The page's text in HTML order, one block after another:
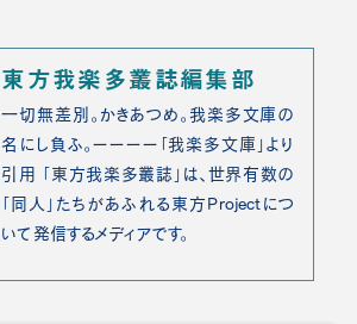
東方我楽多叢誌編集部
一切無差別。かきあつめ。我楽多文庫の
名にし負ふ。ーーーー「我楽多文庫」より
引用 「東方我楽多叢誌」は、世界有数の
「同人」たちがあふれる東方Projectにつ
いて発信するメディアです。